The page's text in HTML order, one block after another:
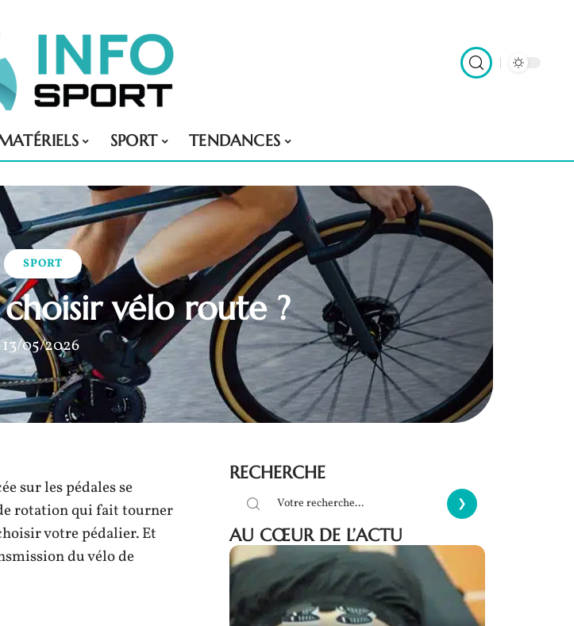
SPORT TENDANCES
SPORT
vélo route ?
13/05/2026
sur les pédales se
rotation qui fait tourner
votre pédalier. Et
du vélo de
RECHERCHE
AU CŒUR DE L’ACTU